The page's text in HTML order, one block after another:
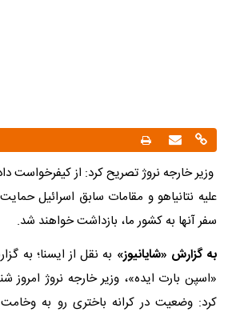
وزیر خارجه نروژ تصریح کرد: از کیفرخواست
علیه نتانیاهو و مقامات سابق اسرائیل
سفر آنها به کشور ما، بازداشت خواهند شد.
به گزارش «شایانیوز» به نقل از ایسنا؛ به
«اسپن بارت ایده»، وزیر خارجه نروژ امروز
کرد: وضعیت در کرانه باختری رو به